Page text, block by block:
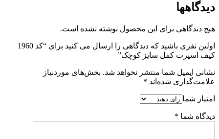
دیدگاهها
هیچ دیدگاهی برای این محصول نوشته نشده است.
اولین نفری باشید که دیدگاهی را ارسال می کنید برای “کد 1960
کیف اسپرت کمل سایز کوچک”
نشانی ایمیل شما منتشر نخواهد شد. بخش‌های موردنیاز
علامت‌گذاری شده‌اند *
امتیاز شما
دیدگاه شما *